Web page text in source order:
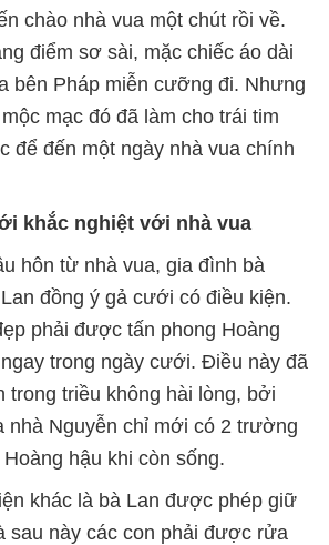
chào nhà vua một chút rồi về.
điểm sơ sài, mặc chiếc áo dài
bên Pháp miễn cưỡng đi. Nhưng
mạc đó đã làm cho trái tim
để đến một ngày nhà vua chính
khắc nghiệt với nhà vua
hôn từ nhà vua, gia đình bà
đồng ý gả cưới có điều kiện.
phải được tấn phong Hoàng
trong ngày cưới. Điều này đã
trong triều không hài lòng, bởi
nhà Nguyễn chỉ mới có 2 trường
hậu khi còn sống.
khác là bà Lan được phép giữ
sau này các con phải được rửa